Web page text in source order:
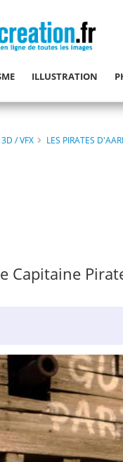
ILLUSTRATION
/ VFX LES PIRATES
Capitaine